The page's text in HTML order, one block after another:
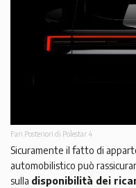
Fari Posteriori di Polestar 4
Sicuramente il fatto di
automobilistico può
sulla disponibilità dei